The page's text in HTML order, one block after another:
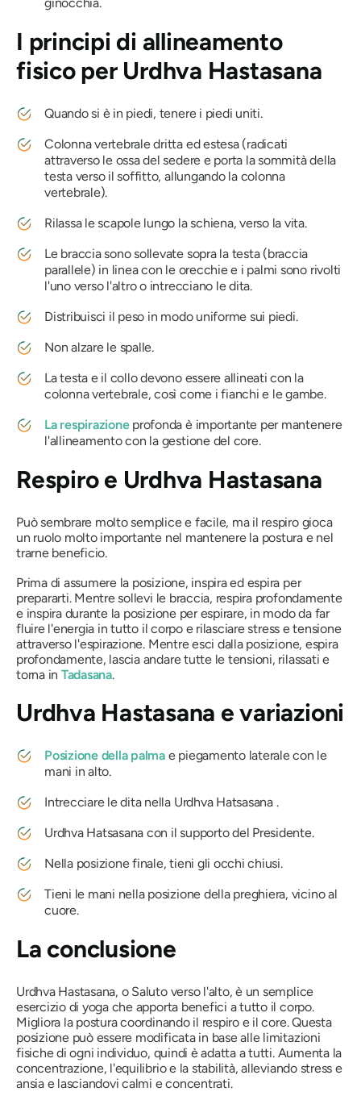
I principi di allineamento
fisico per Urdhva Hastasana
Quando si è in piedi, tenere i piedi uniti.
Colonna vertebrale dritta ed estesa (radicati
attraverso le ossa del sedere e porta la sommità della
testa verso il soffitto, allungando la colonna
vertebrale).
Rilassa le scapole lungo la schiena, verso la vita.
Le braccia sono sollevate sopra la testa (braccia
parallele) in linea con le orecchie e i palmi sono rivolti
l'uno verso l'altro o intrecciano le dita.
Distribuisci il peso in modo uniforme sui piedi.
Non alzare le spalle.
La testa e il collo devono essere allineati con la
colonna vertebrale, così come i fianchi e le gambe.
La respirazioneprofonda è importante per mantenere
l'allineamento con la gestione del core.
Respiro e Urdhva Hastasana
Può sembrare molto semplice e facile, ma il respiro gioca
un ruolo molto importante nel mantenere la postura e nel
trarne beneficio.
Prima di assumere la posizione, inspira ed espira per
prepararti. Mentre sollevi le braccia, respira profondamente
e inspira durante la posizione per espirare, in modo da far
fluire l'energia in tutto il corpo e rilasciare stress e tensione
attraverso l'espirazione. Mentre esci dalla posizione, espira
profondamente, lascia andare tutte le tensioni, rilassati e
torna in Tadasana.
Urdhva Hastasana e variazioni
Posizione della palmae piegamento laterale con le
mani in alto.
Intrecciare le dita nella Urdhva Hatsasana.
Urdhva Hatsasana con il supporto del Presidente.
Nella posizione finale, tieni gli occhi chiusi.
Tieni le mani nella posizione della preghiera, vicino al
cuore.
La conclusione
Urdhva Hastasana, o Saluto verso l'alto, è un semplice
esercizio di yoga che apporta benefici a tutto il corpo.
Migliora la postura coordinando il respiro e il core. Questa
posizione può essere modificata in base alle limitazioni
fisiche di ogni individuo, quindi è adatta a tutti. Aumenta la
concentrazione, l'equilibrio e la stabilità, alleviando stress e
ansia e lasciandovi calmi e concentrati.